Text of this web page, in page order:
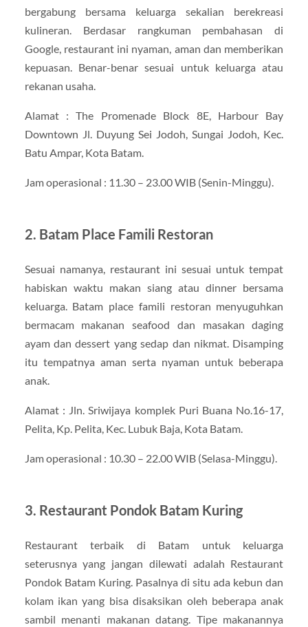
bergabung bersama keluarga sekalian berekreasi
kulineran. Berdasar rangkuman pembahasan di
Google, restaurant ini nyaman, aman dan memberikan
kepuasan. Benar-benar sesuai untuk keluarga atau
rekanan usaha.
Alamat : The Promenade Block 8E, Harbour Bay
Downtown Jl. Duyung Sei Jodoh, Sungai Jodoh, Kec.
Batu Ampar, Kota Batam.
Jam operasional : 11.30 – 23.00 WIB (Senin-Minggu).
2. Batam Place Famili Restoran
Sesuai namanya, restaurant ini sesuai untuk tempat
habiskan waktu makan siang atau dinner bersama
keluarga. Batam place famili restoran menyuguhkan
bermacam makanan seafood dan masakan daging
ayam dan dessert yang sedap dan nikmat. Disamping
itu tempatnya aman serta nyaman untuk beberapa
anak.
Alamat : Jln. Sriwijaya komplek Puri Buana No.16-17,
Pelita, Kp. Pelita, Kec. Lubuk Baja, Kota Batam.
Jam operasional : 10.30 – 22.00 WIB (Selasa-Minggu).
3. Restaurant Pondok Batam Kuring
Restaurant terbaik di Batam untuk keluarga
seterusnya yang jangan dilewati adalah Restaurant
Pondok Batam Kuring. Pasalnya di situ ada kebun dan
kolam ikan yang bisa disaksikan oleh beberapa anak
sambil menanti makanan datang. Tipe makanannya